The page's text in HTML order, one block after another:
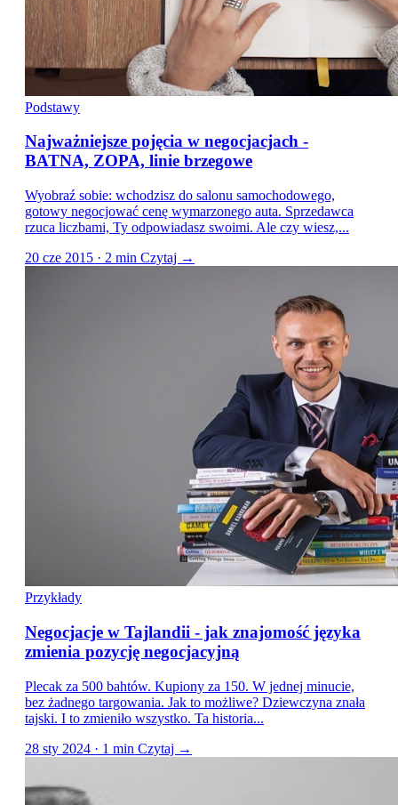
Podstawy
Najważniejsze pojęcia w negocjacjach -
BATNA, ZOPA, linie brzegowe
Wyobraź sobie: wchodzisz do salonu samochodowego,
gotowy negocjować cenę wymarzonego auta. Sprzedawca
rzuca liczbami, Ty odpowiadasz swoimi. Ale czy wiesz,...
20 cze 2015 · 2 min Czytaj →
Przykłady
Negocjacje w Tajlandii - jak znajomość języka
zmienia pozycję negocjacyjną
Plecak za 500 bahtów. Kupiony za 150. W jednej minucie,
bez żadnego targowania. Jak to możliwe? Dziewczyna znała
tajski. I to zmieniło wszystko. Ta historia...
28 sty 2024 · 1 min Czytaj →